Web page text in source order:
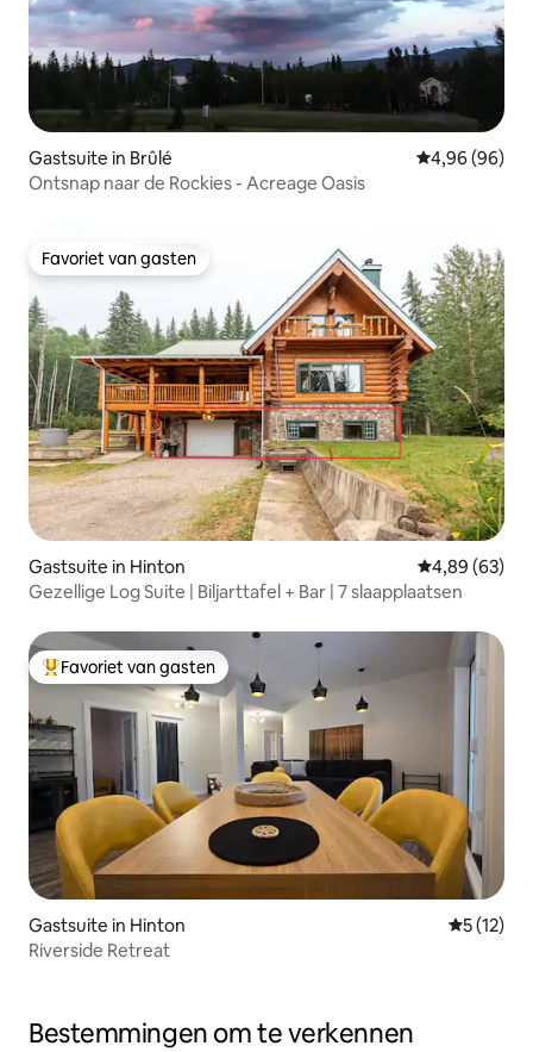
Gastsuite in Brûlé Gemiddelde
4,96 (96)
Ontsnap naar de Rockies - Acreage Oasis
Favoriet van gasten
Favoriet van gasten
Gastsuite in Hinton Gemiddelde
4,89 (63)
Gezellige Log Suite | Biljarttafel + Bar | 7 slaapplaatsen
Topfavoriet van gasten
Favoriet van gasten
Gastsuite in Hinton
5 (12)
Riverside Retreat
Bestemmingen om te verkennen